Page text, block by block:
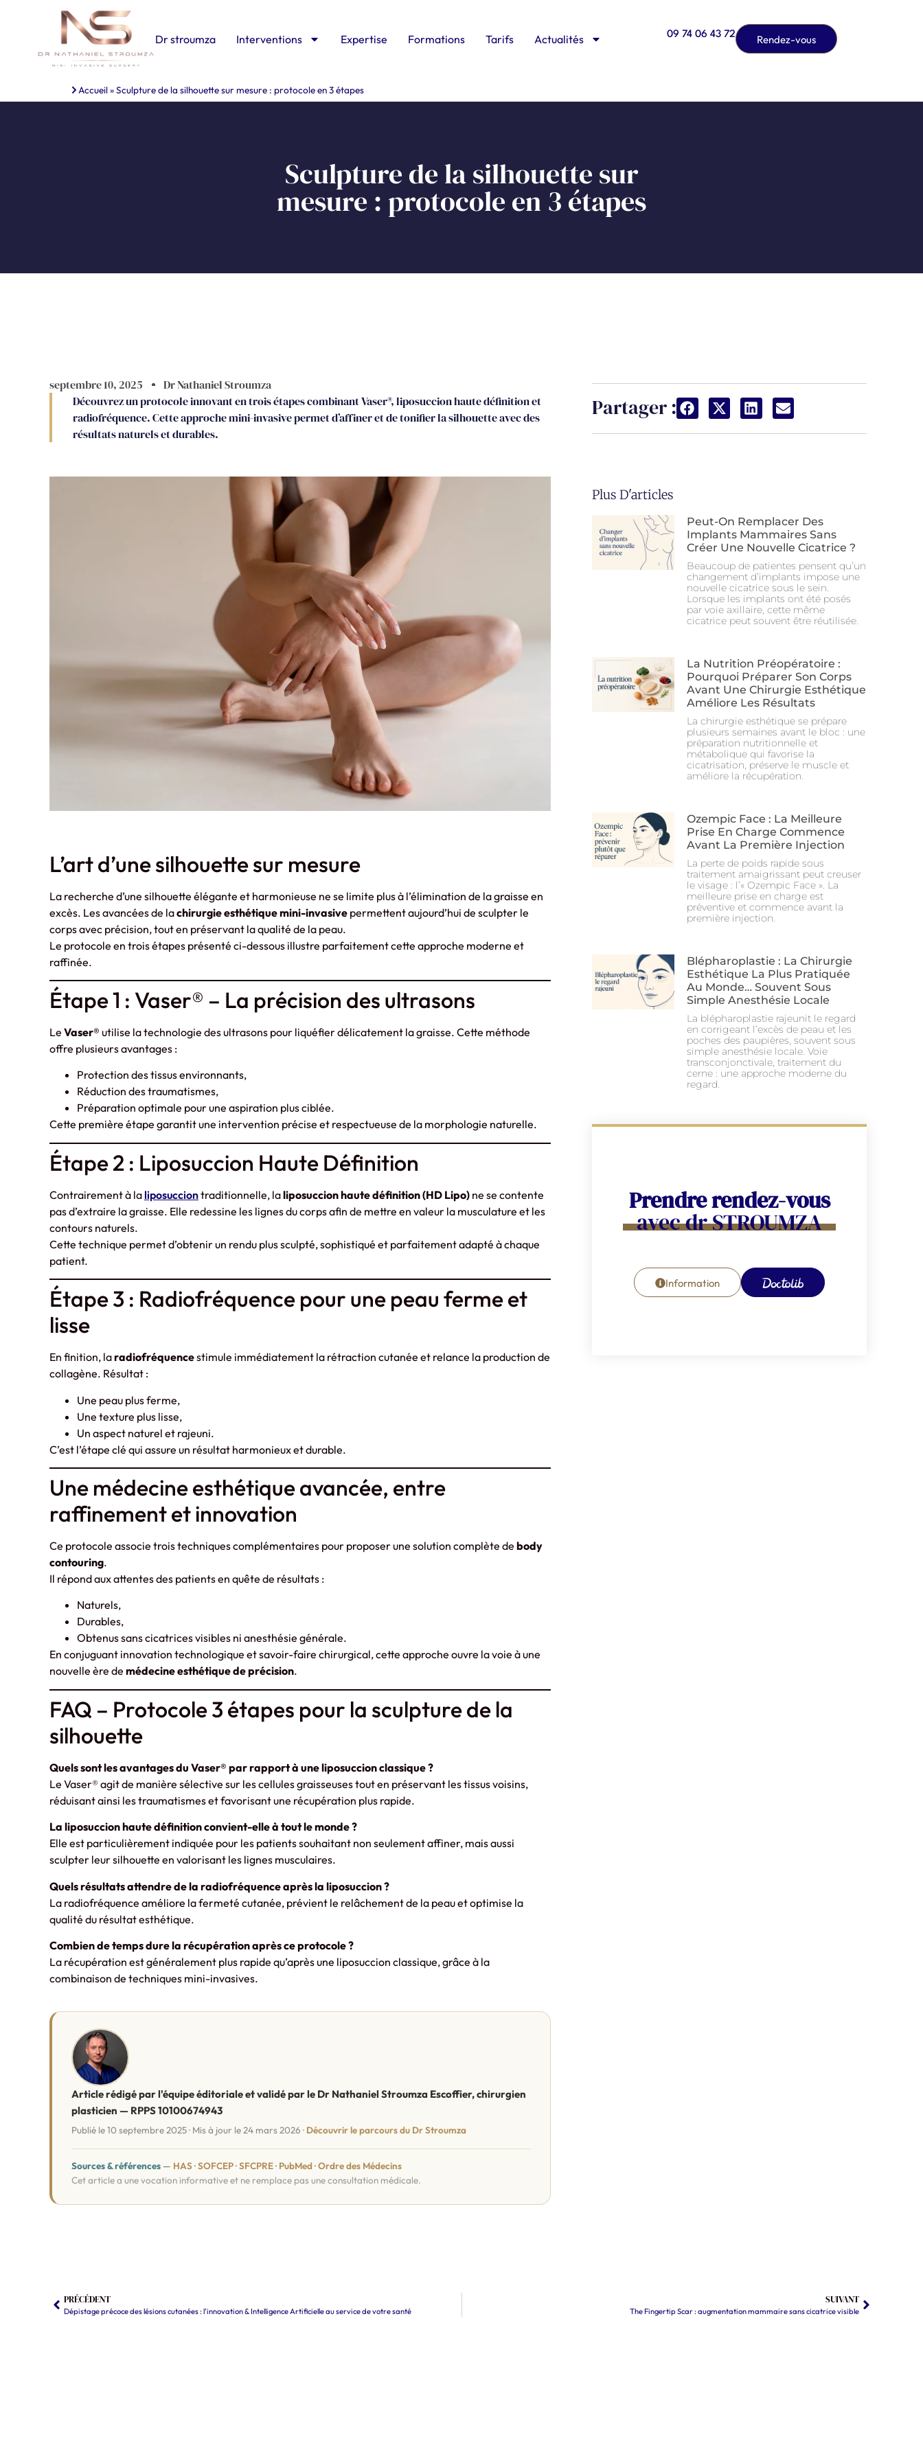
Dr stroumza Interventions Expertise Formations Tarifs Actualités 09 74 06 43 72 Rendez-vous
Accueil»Sculpture de la silhouette sur mesure : protocole en 3 étapes
Sculpture de la silhouette sur
mesure : protocole en 3 étapes
septembre 10, 2025
Dr Nathaniel Stroumza
Découvrez un protocole innovant en trois étapes combinant Vaser®, liposuccion haute définition et
radiofréquence. Cette approche mini-invasive permet d’affiner et de tonifier la silhouette avec des
résultats naturels et durables.
L’art d’une silhouette sur mesure
La recherche d’une silhouette élégante et harmonieuse ne se limite plus à l’élimination de la graisse en
excès. Les avancées de lachirurgie esthétique mini-invasive permettent aujourd’hui de sculpter le
corps avec précision, tout en préservant la qualité de la peau.
Le protocole en trois étapes présenté ci-dessous illustre parfaitement cette approche moderne et
raffinée.
Étape 1 : Vaser® – La précision des ultrasons
Le Vaser® utilise la technologie des ultrasons pour liquéfier délicatement la graisse. Cette méthode
offre plusieurs avantages :
Protection des tissus environnants,
Réduction des traumatismes,
Préparation optimale pour une aspiration plus ciblée.
Cette première étape garantit une intervention précise et respectueuse de la morphologie naturelle.
Étape 2 : Liposuccion Haute Définition
Contrairement à la liposucciontraditionnelle, laliposuccion haute définition (HD Lipo) ne se contente
pas d’extraire la graisse. Elle redessine les lignes du corps afin de mettre en valeur la musculature et les
contours naturels.
Cette technique permet d’obtenir un rendu plus sculpté, sophistiqué et parfaitement adapté à chaque
patient.
Étape 3 : Radiofréquence pour une peau ferme et
lisse
En finition, laradiofréquencestimule immédiatement la rétraction cutanée et relance la production de
collagène. Résultat :
Une peau plus ferme,
Une texture plus lisse,
Un aspect naturel et rajeuni.
C’est l’étape clé qui assure un résultat harmonieux et durable.
Une médecine esthétique avancée, entre
raffinement et innovation
Ce protocole associe trois techniques complémentaires pour proposer une solution complète de body
contouring.
Il répond aux attentes des patients en quête de résultats :
Naturels,
Durables,
Obtenus sans cicatrices visibles ni anesthésie générale.
En conjuguant innovation technologique et savoir-faire chirurgical, cette approche ouvre la voie à une
nouvelle ère de médecine esthétique de précision.
FAQ – Protocole 3 étapes pour la sculpture de la
silhouette
Quels sont les avantages du Vaser® par rapport à une liposuccion classique ?
Le Vaser® agit de manière sélective sur les cellules graisseuses tout en préservant les tissus voisins,
réduisant ainsi les traumatismes et favorisant une récupération plus rapide.
La liposuccion haute définition convient-elle à tout le monde ?
Elle est particulièrement indiquée pour les patients souhaitant non seulement affiner, mais aussi
sculpter leur silhouette en valorisant les lignes musculaires.
Quels résultats attendre de la radiofréquence après la liposuccion ?
La radiofréquence améliore la fermeté cutanée, prévient le relâchement de la peau et optimise la
qualité du résultat esthétique.
Combien de temps dure la récupération après ce protocole ?
La récupération est généralement plus rapide qu’après une liposuccion classique, grâce à la
combinaison de techniques mini-invasives.
Article rédigé par l'équipe éditoriale et validé par le Dr Nathaniel Stroumza Escoffier, chirurgien
plasticien — RPPS 10100674943
Publié le 10 septembre 2025 · Mis à jour le 24 mars 2026 · Découvrir le parcours du Dr Stroumza
Sources & références — HAS ·SOFCEP·SFCPRE· PubMed·Ordre des Médecins
Cet article a une vocation informative et ne remplace pas une consultation médicale.
Partager :
Plus D'articles
Peut-On Remplacer Des
Implants Mammaires Sans
Créer Une Nouvelle Cicatrice ?
Beaucoup de patientes pensent qu’un
changement d’implants impose une
nouvelle cicatrice sous le sein.
Lorsque les implants ont été posés
par voie axillaire, cette même
cicatrice peut souvent être réutilisée.
La Nutrition Préopératoire :
Pourquoi Préparer Son Corps
Avant Une Chirurgie Esthétique
Améliore Les Résultats
La chirurgie esthétique se prépare
plusieurs semaines avant le bloc : une
préparation nutritionnelle et
métabolique qui favorise la
cicatrisation, préserve le muscle et
améliore la récupération.
Ozempic Face : La Meilleure
Prise En Charge Commence
Avant La Première Injection
La perte de poids rapide sous
traitement amaigrissant peut creuser
le visage : l’« Ozempic Face ». La
meilleure prise en charge est
préventive et commence avant la
première injection.
Blépharoplastie : La Chirurgie
Esthétique La Plus Pratiquée
Au Monde… Souvent Sous
Simple Anesthésie Locale
La blépharoplastie rajeunit le regard
en corrigeant l’excès de peau et les
poches des paupières, souvent sous
simple anesthésie locale. Voie
transconjonctivale, traitement du
cerne : une approche moderne du
regard.
Prendre rendez-vous
avec dr STROUMZA
Information
PRÉCÉDENT
Dépistage précoce des lésions cutanées : l’innovation & Intelligence Artificielle au service de votre santé
SUIVANT
The Fingertip Scar : augmentation mammaire sans cicatrice visible